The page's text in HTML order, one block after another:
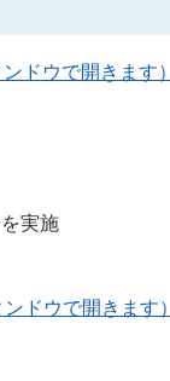
ドウで開きます）
実施
ドウで開きます）